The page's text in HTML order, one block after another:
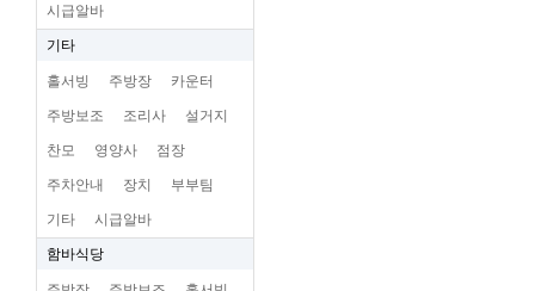
시급알바
기타
홀서빙 주방장 카운터
주방보조 조리사 설거지
찬모 영양사 점장
주차안내 장치 부부팀
기타 시급알바
함바식당